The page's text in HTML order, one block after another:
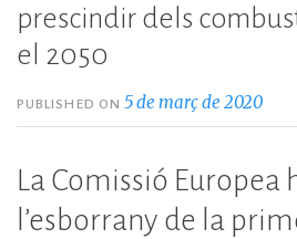
prescindir dels
el 2050
PUBLISHED ON5 de març de 2020
La Comissió Europea
l’esborrany de la